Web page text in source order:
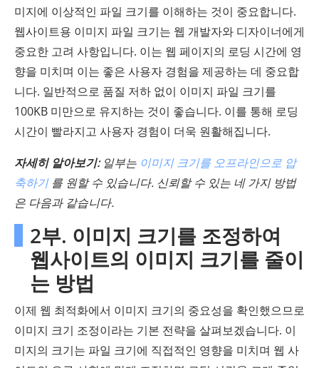
미지에 이상적인 파일 크기를 이해하는 것이 중요합니다.
웹사이트용 이미지 파일 크기는 웹 개발자와 디자이너에게
중요한 고려 사항입니다. 이는 웹 페이지의 로딩 시간에 영
향을 미치며 이는 좋은 사용자 경험을 제공하는 데 중요합
니다. 일반적으로 품질 저하 없이 이미지 파일 크기를
100KB 미만으로 유지하는 것이 좋습니다. 이를 통해 로딩
시간이 빨라지고 사용자 경험이 더욱 원활해집니다.
자세히 알아보기:일부는 이미지 크기를 오프라인으로 압
축하기를 원할 수 있습니다. 신뢰할 수 있는 네 가지 방법
은 다음과 같습니다.
2부. 이미지 크기를 조정하여
웹사이트의 이미지 크기를 줄이
는 방법
이제 웹 최적화에서 이미지 크기의 중요성을 확인했으므로
이미지 크기 조정이라는 기본 전략을 살펴보겠습니다. 이
미지의 크기는 파일 크기에 직접적인 영향을 미치며 웹 사